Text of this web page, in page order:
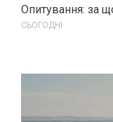
Опитування: за
СЬОГОДНІ